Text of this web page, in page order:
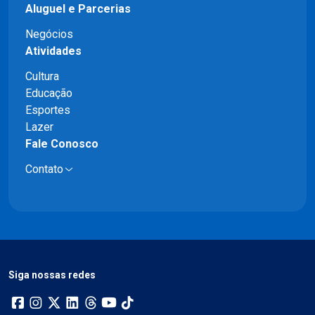
Aluguel e Parcerias
Negócios
Atividades
Cultura
Educação
Esportes
Lazer
Fale Conosco
Contato
Siga nossas redes